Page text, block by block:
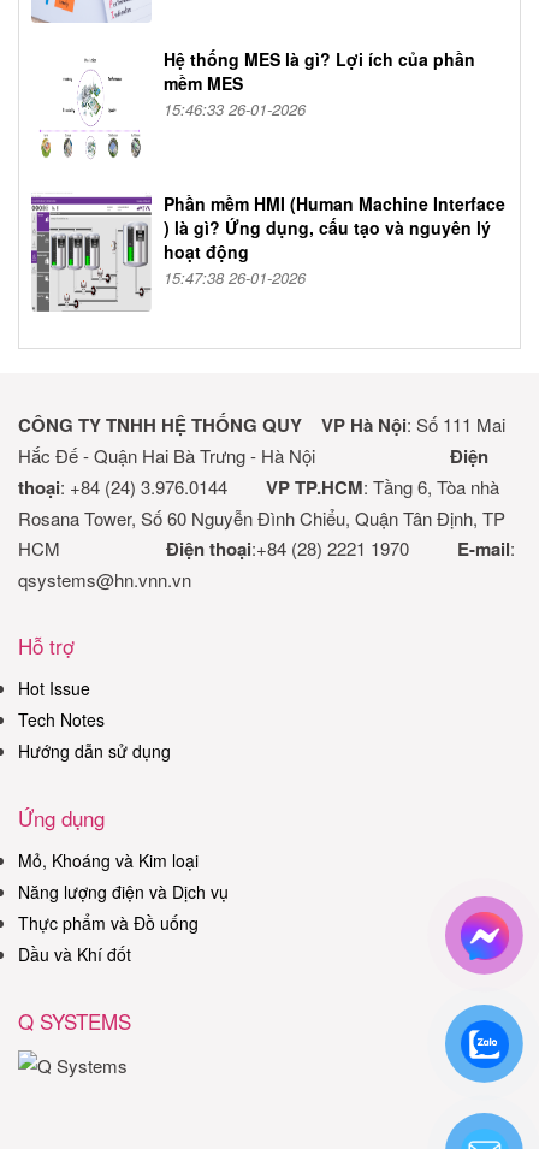
Hệ thống MES là gì? Lợi ích của phần
mềm MES
15:46:33 26-01-2026
Phần mềm HMI (Human Machine Interface
) là gì? Ứng dụng, cấu tạo và nguyên lý
hoạt động
15:47:38 26-01-2026
CÔNG TY TNHH HỆ THỐNG QUY VP Hà Nội: Số 111 Mai
Hắc Đế - Quận Hai Bà Trưng - Hà Nội Điện
thoại: +84 (24) 3.976.0144 VP TP.HCM: Tầng 6, Tòa nhà
Rosana Tower, Số 60 Nguyễn Đình Chiểu, Quận Tân Định, TP
HCM Điện thoại:+84 (28) 2221 1970 E-mail:
qsystems@hn.vnn.vn
Hỗ trợ
Hot Issue
Tech Notes
Hướng dẫn sử dụng
Ứng dụng
Mỏ, Khoáng và Kim loại
Năng lượng điện và Dịch vụ
Thực phẩm và Đồ uống
Dầu và Khí đốt
Q SYSTEMS